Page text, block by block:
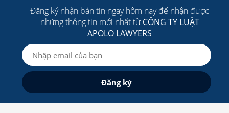
Đăng ký nhận bản tin ngay hôm nay để nhận được
những thông tin mới nhất từCÔNG TY LUẬT
APOLO LAWYERS